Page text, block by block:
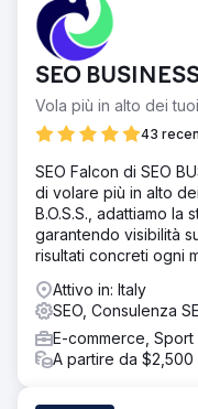
SEO
Vola più in alto dei
43
SEO Falcon di SEO
di volare più in alto
B.O.S.S., adattiamo la
garantendo visibilità
risultati concreti ogni
Attivo in: Italy
SEO, Consulenza
E-commerce, Sport
A partire da $2,500